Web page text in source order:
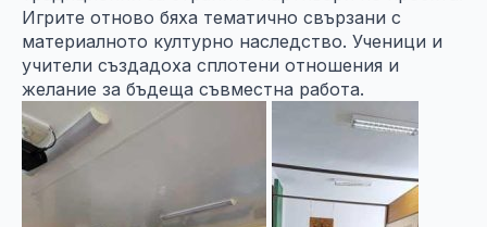
Игрите отново бяха тематично свързани с
материалното културно наследство. Ученици и
учители създадоха сплотени отношения и
желание за бъдеща съвместна работа.